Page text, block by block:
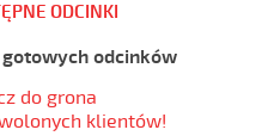
ODCINKI
odcinków
do grona
klientów!